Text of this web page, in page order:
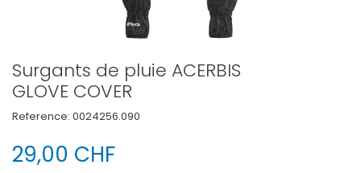
Surgants de pluie ACERBIS
GLOVE COVER
Reference: 0024256.090
29,00 CHF